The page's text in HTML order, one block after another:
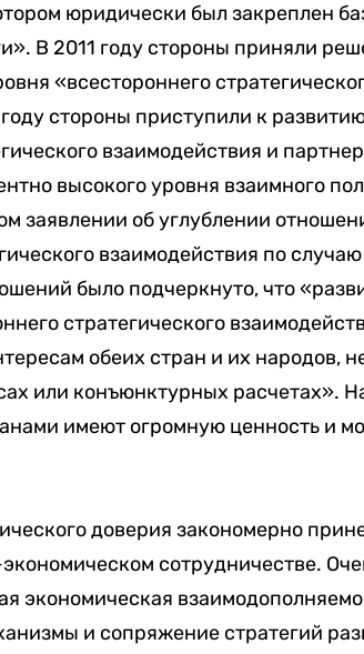
юридически был закреплен
В 2011 году стороны приняли
«всестороннего
стороны приступили к
взаимодействия и
высокого уровня взаимного
заявлении об углублении
взаимодействия по
было подчеркнуто, что
стратегического
обеих стран и их народов,
или конъюнктурных расчетах».
имеют огромную ценность и
доверия закономерно
экономическом сотрудничестве.
экономическая
и сопряжение стратегий